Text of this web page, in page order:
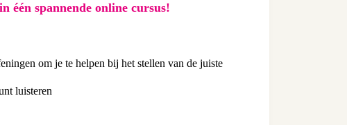
één spannende online cursus!
om je te helpen bij het stellen van de juiste
luisteren